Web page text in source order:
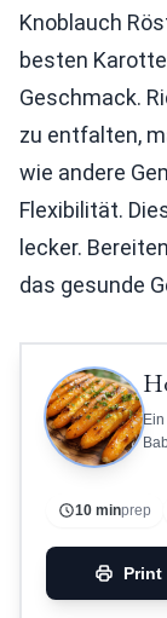
Knoblauch
besten
Geschmack.
zu entfalten,
wie andere
Flexibilität.
lecker.
das gesunde
10 minprep
Print